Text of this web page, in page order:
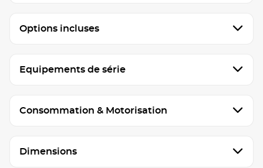
Options incluses
Equipements de série
Consommation & Motorisation
Dimensions